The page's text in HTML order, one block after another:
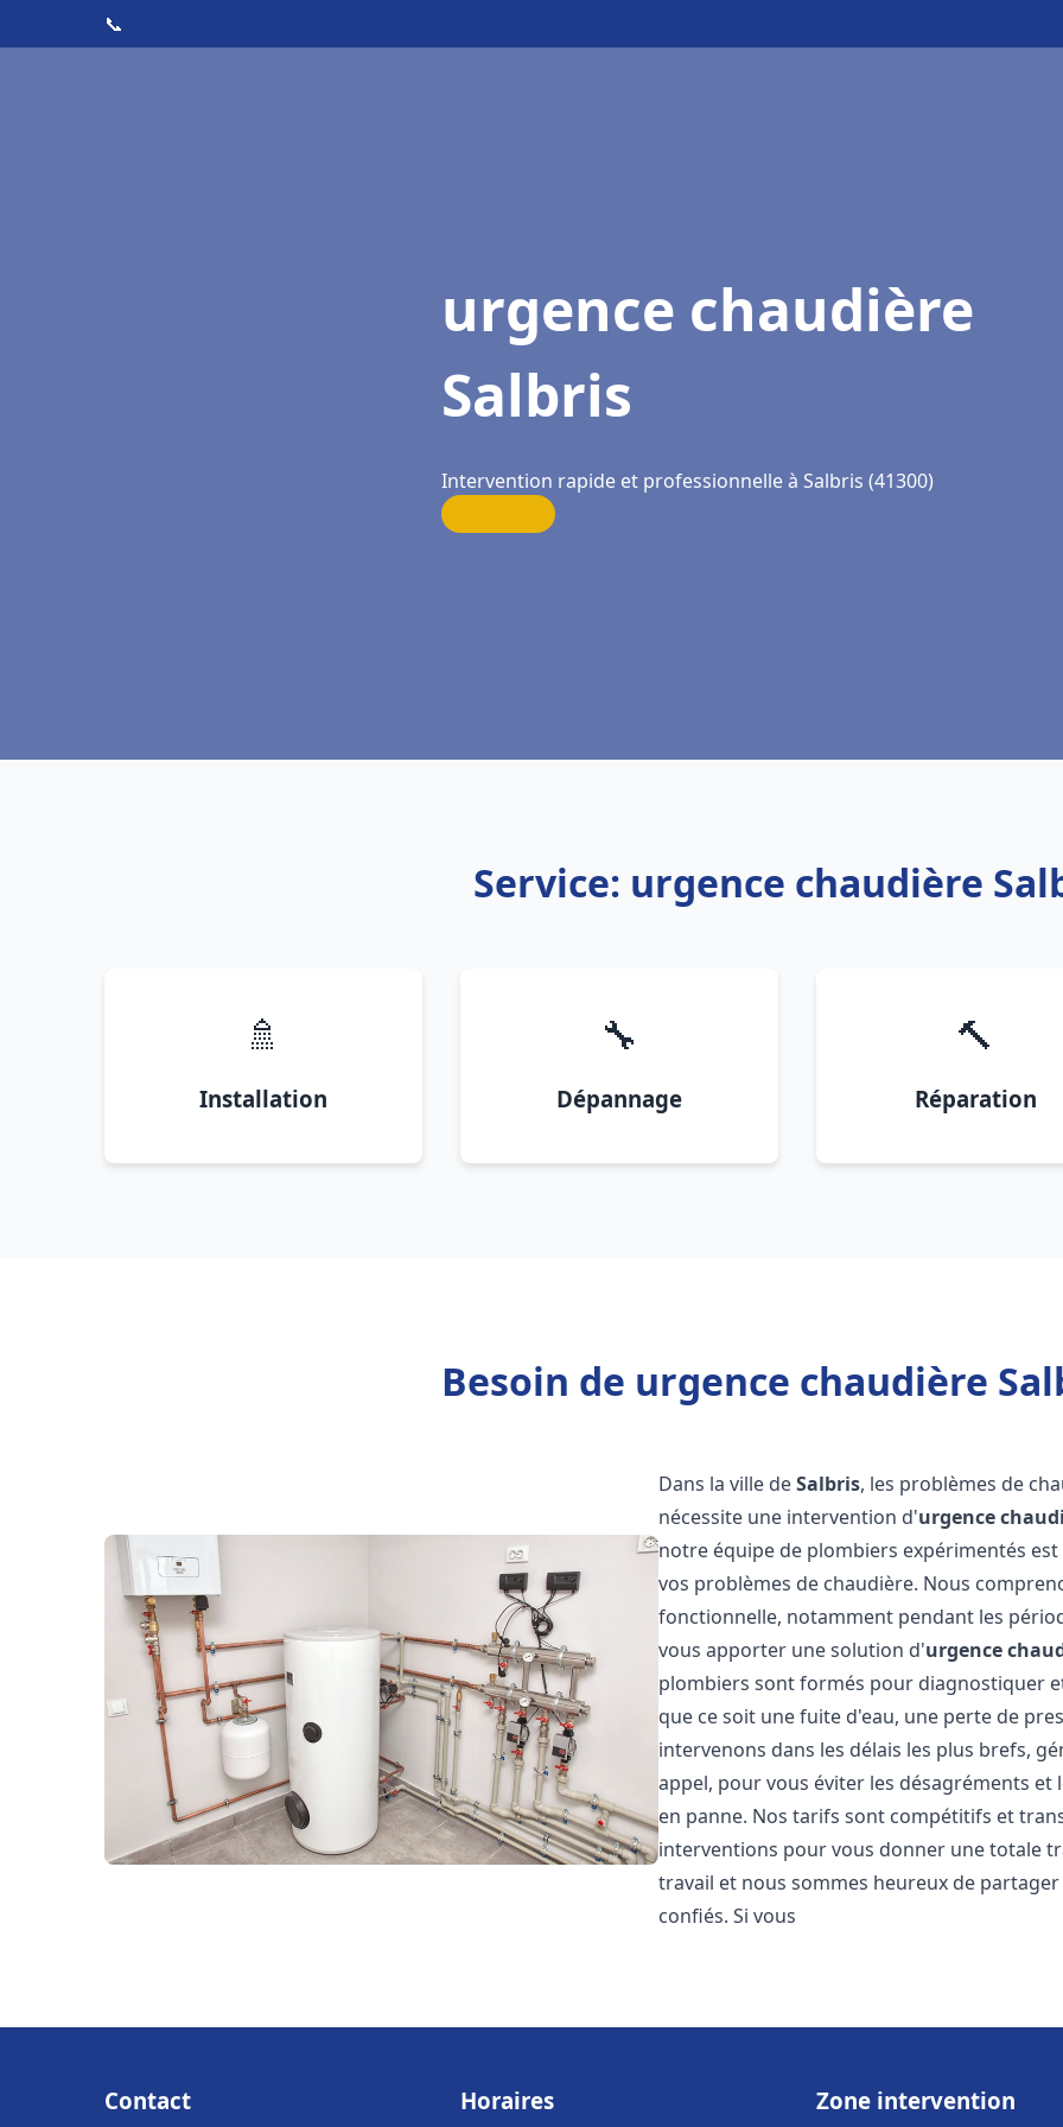
📞
urgence chaudière
Salbris
Intervention rapide et professionnelle à Salbris (41300)
Service: urgence chaudière
🚿
Installation
🔧
Dépannage
🔨
Réparation
Besoin de urgence chaudière
Dans la ville deSalbris, les problèmes de
nécessite une intervention d'urgence
notre équipe de plombiers expérimentés
vos problèmes de chaudière. Nous
fonctionnelle, notamment pendant les
vous apporter une solution d'urgence
plombiers sont formés pour diagnostiquer
que ce soit une fuite d'eau, une perte de
intervenons dans les délais les plus brefs,
appel, pour vous éviter les désagréments
en panne. Nos tarifs sont compétitifs et
interventions pour vous donner une totale
travail et nous sommes heureux de
confiés. Si vous
Contact Horaires Zone intervention